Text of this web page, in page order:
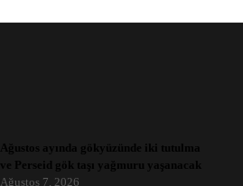
Ağustos ayında gökyüzünde iki tutulma
ve Perseid gök taşı yağmuru yaşanacak
Ağustos 7, 2026